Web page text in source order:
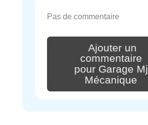
Pas de commentaire
Ajouter un
commentaire
pour Garage Mj
Mécanique